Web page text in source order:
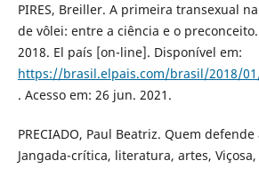
PIRES, Breiller. A primeira transexual
de vôlei: entre a ciência e o
2018. El país [on-line]. Disponível em:
https://brasil.elpais.com/brasil/2018/
. Acesso em: 26 jun. 2021.
PRECIADO, Paul Beatriz. Quem
Jangada-crítica, literatura, artes, Viçosa,